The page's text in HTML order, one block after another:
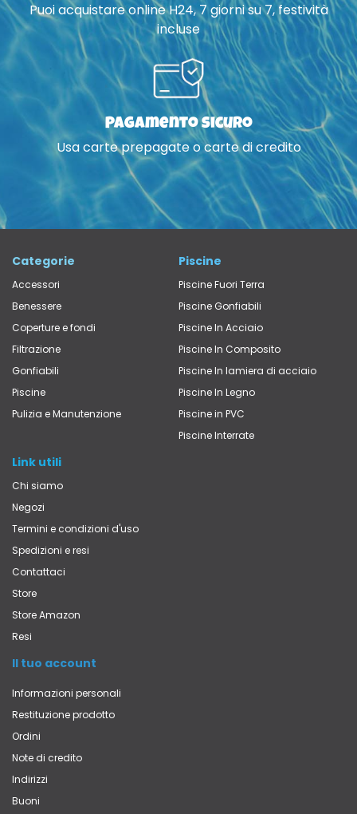
Puoi acquistare online H24, 7 giorni su 7, festività
incluse
Pagamento sicuro
Usa carte prepagate o carte di credito
Categorie
Accessori
Benessere
Coperture e fondi
Filtrazione
Gonfiabili
Piscine
Pulizia e Manutenzione
Piscine
Piscine Fuori Terra
Piscine Gonfiabili
Piscine In Acciaio
Piscine In Composito
Piscine In lamiera di acciaio
Piscine In Legno
Piscine in PVC
Piscine Interrate
Link utili
Chi siamo
Negozi
Termini e condizioni d'uso
Spedizioni e resi
Contattaci
Store
Store Amazon
Resi
Il tuo account
Informazioni personali
Restituzione prodotto
Ordini
Note di credito
Indirizzi
Buoni